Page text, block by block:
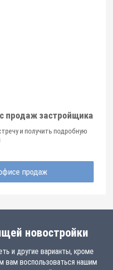
продаж застройщика
и получить подробную
продаж
новостройки
и другие варианты, кроме
вам воспользоваться нашим